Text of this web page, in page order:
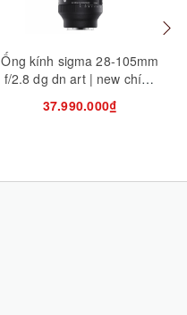
Ống kính sigma 28-105mm
f/2.8 dg dn art | new chính
37.990.000₫